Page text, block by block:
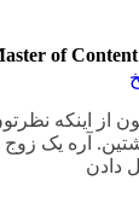
Master of
نظرتون رو
یک زوج